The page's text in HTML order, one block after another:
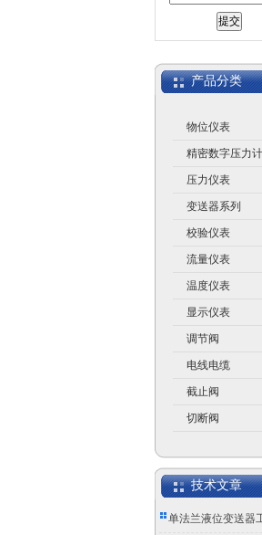
产品分类
物位仪表
精密数字压力计
压力仪表
变送器系列
校验仪表
流量仪表
温度仪表
显示仪表
调节阀
电线电缆
截止阀
切断阀
技术文章
单法兰液位变送器